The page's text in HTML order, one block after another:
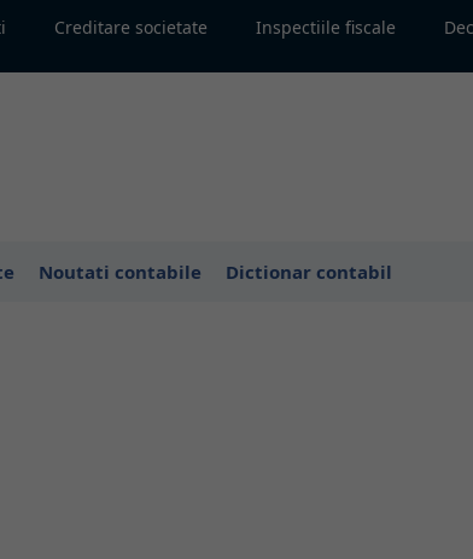
Creditare societate Inspectiile fiscale
Noutati contabile Dictionar contabil